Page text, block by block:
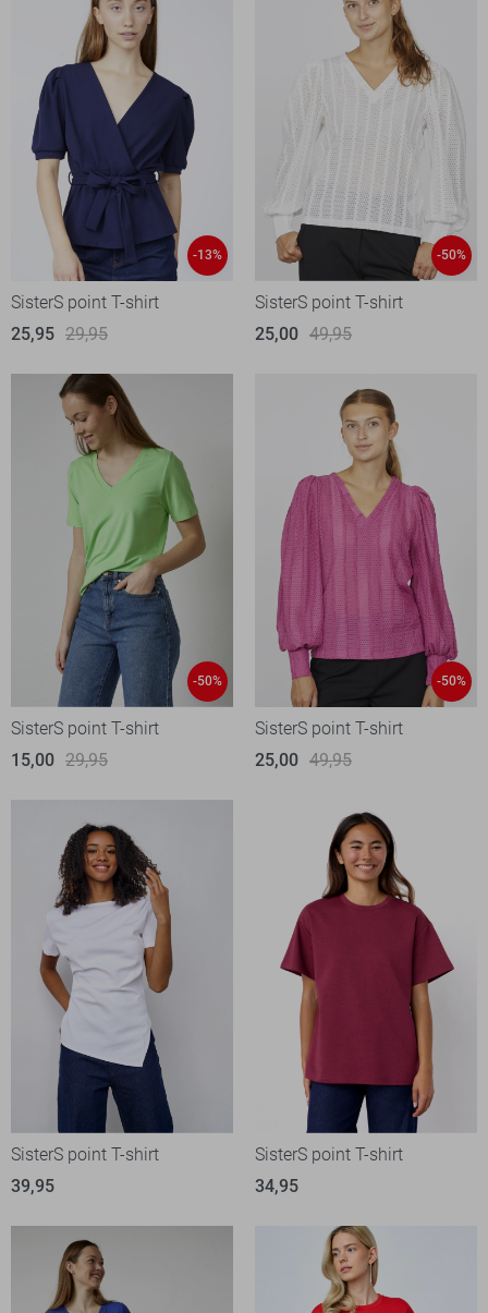
-13%
SisterS point T-shirt
25,95 29,95
-50%
SisterS point T-shirt
25,00 49,95
-50%
SisterS point T-shirt
15,00 29,95
-50%
SisterS point T-shirt
25,00 49,95
SisterS point T-shirt
39,95
SisterS point T-shirt
34,95